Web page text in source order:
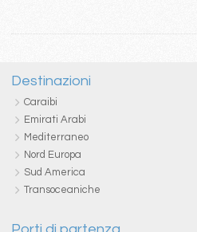
Destinazioni
Caraibi
Emirati Arabi
Mediterraneo
Nord Europa
Sud America
Transoceaniche